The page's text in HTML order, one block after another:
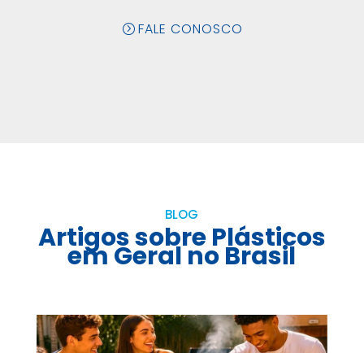
FALE CONOSCO
BLOG
Artigos sobre Plásticos
em Geral no Brasil